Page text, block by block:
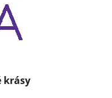
krásy